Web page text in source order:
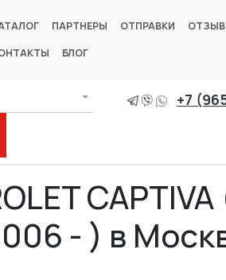
ПАРТНЕРЫ ОТПРАВКИ
БЛОГ
+7
- ) в